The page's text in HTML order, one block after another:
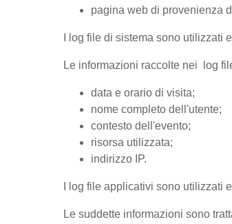
pagina web di provenienza
I log file di sistema sono
Le informazioni raccolte nei log
data e orario di visita;
nome completo dell'utente;
contesto dell'evento;
risorsa utilizzata;
indirizzo IP.
I log file applicativi sono utilizzati
Le suddette informazioni sono